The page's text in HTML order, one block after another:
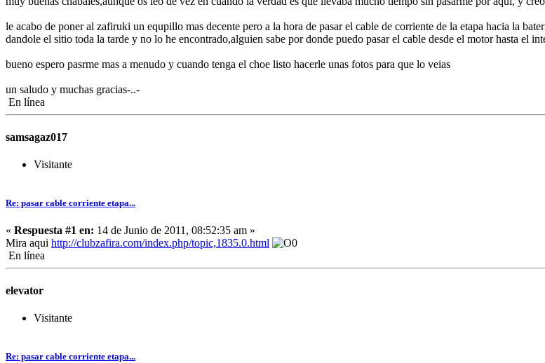
le acabo de poner al zafiruki un equpillo mas decente pero a la hora de pasar el cable de corriente de la etapa hacia la
dandole el sitio toda la tarde y no lo he encontrado,alguien sabe por donde puedo pasar el cable desde el motor hasta el
bueno espero pasrme mas a menudo y cuando tenga el choe listo hacerle unas fotos para que lo veias
un saludo y muchas gracias-..-
En línea
samsagaz017
Visitante
Re: pasar cable corriente etapa...
« Respuesta #1 en: 14 de Junio de 2011, 08:52:35 am »
Mira aqui http://clubzafira.com/index.php/topic,1835.0.html
En línea
elevator
Visitante
Re: pasar cable corriente etapa...